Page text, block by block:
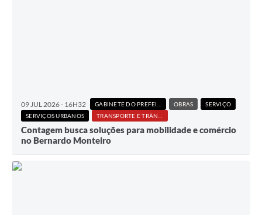
09 JUL 2026 - 16H32 GABINETE DO PREFEITO OBRAS
SERVIÇO
SERVIÇOS URBANOS
TRANSPORTE E TRÂNSITO
Contagem busca soluções para mobilidade e comércio
no Bernardo Monteiro